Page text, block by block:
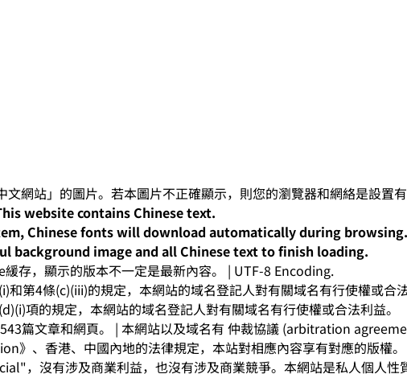
website contains Chinese text.
Chinese fonts will download automatically during browsing.
background image and all Chinese text to finish loading.
緩存，顯示的版本不一定是最新內容。 | UTF-8 Encoding.
第4條(c)(iii)的規定，本網站的域名登記人對有關域名有行使權或合法
項的規定，本網站的域名登記人對有關域名有行使權或合法利益。
篇文章和網頁。 | 本網站以及域名有 仲裁協議 (arbitration
》、香港、中國內地的法律規定，本站對相應內容享有對應的版權。
，沒有涉及商業利益，也沒有涉及商業競爭。本網站是私人個人性